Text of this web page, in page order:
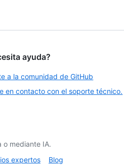
ayuda?
a la comunidad de GitHub
en contacto con el soporte técnico.
mediante IA.
expertos Blog